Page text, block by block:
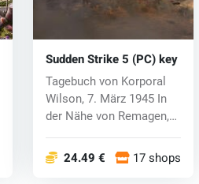
Sudden Strike 5 (PC) key
Tagebuch von Korporal
Wilson, 7. März 1945 In
der Nähe von Remagen,
24.49 € 17 shops